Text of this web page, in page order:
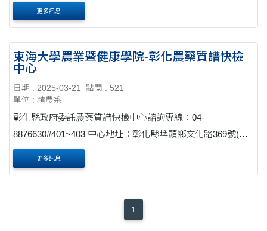
食安成果
更多訊息
東海大學農業暨健康學院-彰化農藥質譜快檢
中心
日期 : 2025-03-21
點閱 : 521
單位 : 精農系
彰化縣政府委託農藥質譜快檢中心諮詢專線：04-
8876630#401~403 中心地址：彰化縣埤頭鄉文化路369號(埤
頭校區寒梅大樓2樓209實驗室)
更多訊息
1